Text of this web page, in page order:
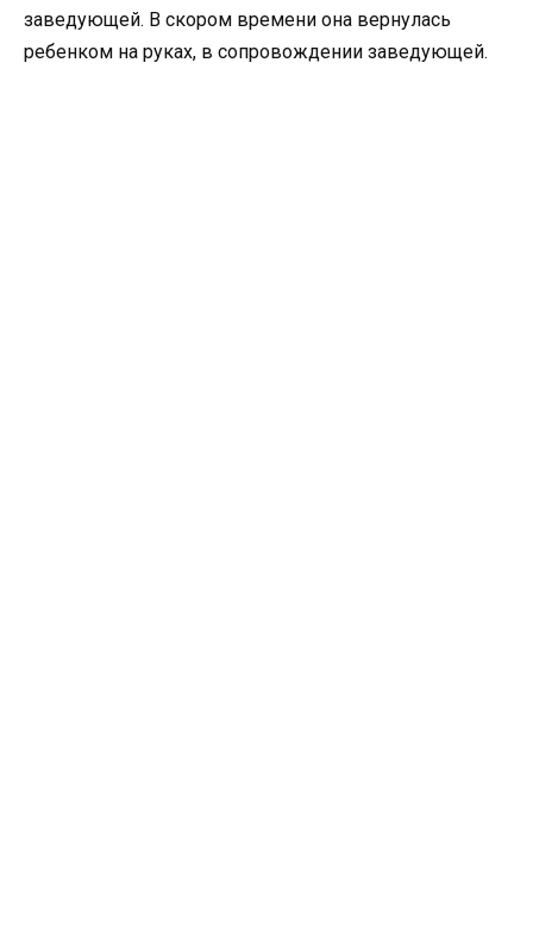
заведующей. В скором времени она вернулась
ребенком на руках, в сопровождении заведующей.